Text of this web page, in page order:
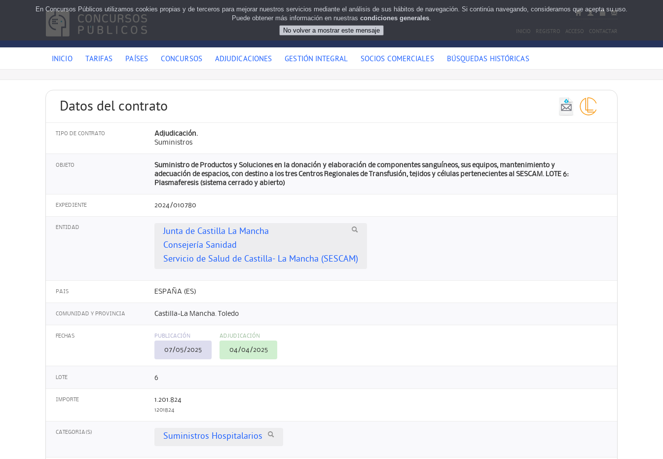
INICIO REGISTRO ACCESO CONTACTAR
INICIO TARIFAS PAÍSES CONCURSOS ADJUDICACIONES GESTIÓN INTEGRAL SOCIOS COMERCIALES BÚSQUEDAS HISTÓRICAS
Datos del contrato
TIPO DE CONTRATO
Adjudicación.
Suministros
OBJETO
Suministro de Productos y Soluciones en la donación y elaboración de componentes sanguíneos, sus equipos, mantenimiento y
adecuación de espacios, con destino a los tres Centros Regionales de Transfusión, tejidos y células pertenecientes al SESCAM. LOTE 6:
Plasmaferesis (sistema cerrado y abierto)
EXPEDIENTE 2024/010780
ENTIDAD
Junta de Castilla La Mancha
Consejería Sanidad
Servicio de Salud de Castilla- La Mancha (SESCAM)
PAIS ESPAÑA (ES)
COMUNIDAD Y PROVINCIA Castilla-La Mancha. Toledo
FECHAS PUBLICACIÓN
07/05/2025
ADJUDICACIÓN
04/04/2025
LOTE 6
IMPORTE 1.201.824
1201824
CATEGORIA(S) Suministros Hospitalarios
En Concursos Públicos utilizamos cookies propias y de terceros para mejorar nuestros servicios mediante el análisis de sus hábitos de navegación. Si continúa navegando, consideramos que acepta su uso.
Puede obtener más información en nuestras condiciones generales.